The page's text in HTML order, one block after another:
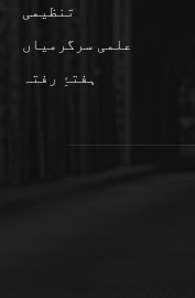
تنظیمی
علمی سرگرمیاں
ہفتۂِ رفتہ